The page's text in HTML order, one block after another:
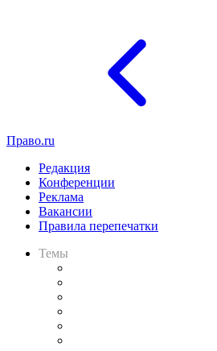
Право.ru
Редакция
Конференции
Реклама
Вакансии
Правила перепечатки
Темы